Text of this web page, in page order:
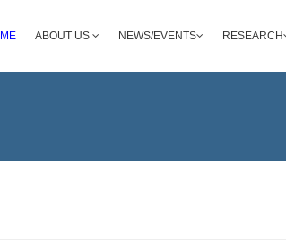
ABOUT US NEWS/EVENTS RESEARCH